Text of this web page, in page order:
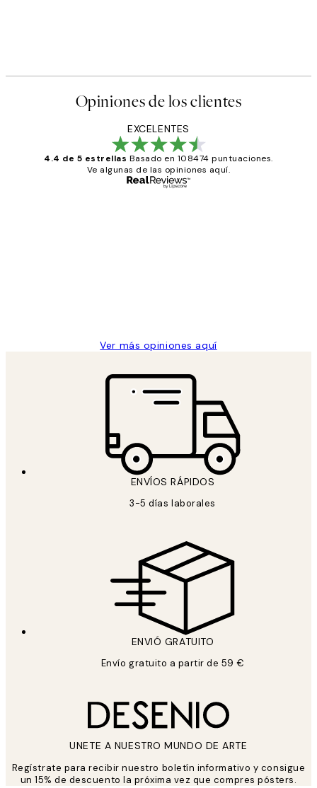
Opiniones de los clientes
EXCELENTES
4.4 de 5 estrellas Basado en 108474 puntuaciones.
Ve algunas de las opiniones aquí.
Ver más opiniones aquí
ENVÍOS RÁPIDOS
3-5 días laborales
ENVIÓ GRATUITO
Envío gratuito a partir de 59 €
UNETE A NUESTRO MUNDO DE ARTE
Regístrate para recibir nuestro boletín informativo y consigue
un 15% de descuento la próxima vez que compres pósters.